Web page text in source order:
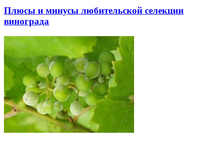
Плюсы и минусы любительской селекции
винограда